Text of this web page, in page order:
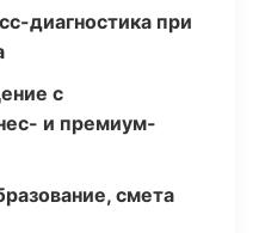
диагностика при
с
и премиум-
смета